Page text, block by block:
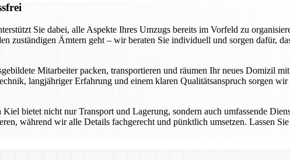
Sie dabei, alle Aspekte Ihres Umzugs bereits im Vorfeld zu
zuständigen Ämtern geht – wir beraten Sie individuell und sorgen dafür,
Mitarbeiter packen, transportieren und räumen Ihr neues Domizil
langjähriger Erfahrung und einem klaren Qualitätsanspruch sorgen
bietet nicht nur Transport und Lagerung, sondern auch umfassende
während wir alle Details fachgerecht und pünktlich umsetzen. Lassen